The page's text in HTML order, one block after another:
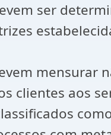
ser
mensurar
clientes aos